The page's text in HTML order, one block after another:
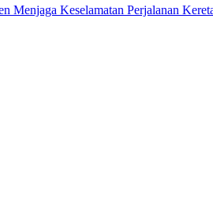
Menjaga Keselamatan Perjalanan